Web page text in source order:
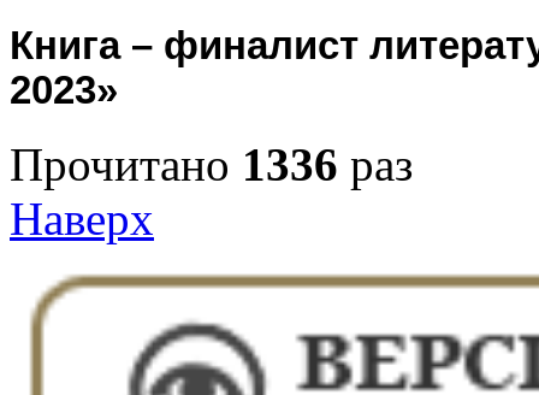
Книга – финалист
2023»
Прочитано 1336 раз
Наверх